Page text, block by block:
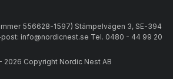
556628-1597) Stämpelvägen 3, SE-394
post: info@nordicnest.se Tel. 0480 - 44 99 20
2026 Copyright Nordic Nest AB